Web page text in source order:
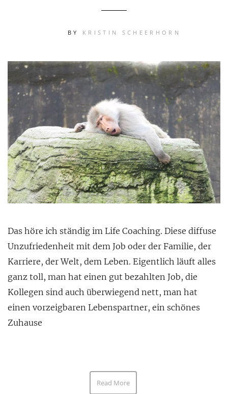
BY KRISTIN SCHEERHORN
Das höre ich ständig im Life Coaching. Diese diffuse
Unzufriedenheit mit dem Job oder der Familie, der
Karriere, der Welt, dem Leben. Eigentlich läuft alles
ganz toll, man hat einen gut bezahlten Job, die
Kollegen sind auch überwiegend nett, man hat
einen vorzeigbaren Lebenspartner, ein schönes
Zuhause
Read More